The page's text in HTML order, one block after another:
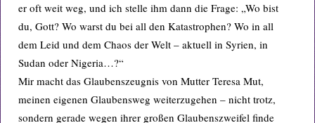
er oft weit weg, und ich stelle ihm dann die Frage: „Wo bist
du, Gott? Wo warst du bei all den Katastrophen? Wo in all
dem Leid und dem Chaos der Welt – aktuell in Syrien, in
Sudan oder Nigeria…?“
Mir macht das Glaubenszeugnis von Mutter Teresa Mut,
meinen eigenen Glaubensweg weiterzugehen – nicht trotz,
sondern gerade wegen ihrer großen Glaubenszweifel finde